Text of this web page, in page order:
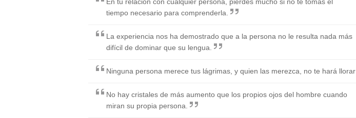
tiempo necesario para comprenderla.
La experiencia nos ha demostrado que a la persona no le resulta nada más
difícil de dominar que su lengua.
Ninguna persona merece tus lágrimas, y quien las merezca, no te hará llorar
No hay cristales de más aumento que los propios ojos del hombre cuando
miran su propia persona.